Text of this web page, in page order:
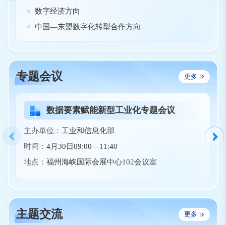
数字经济方向
中国—东盟数字化转型合作方向
专题会议 更多
数据要素赋能新型工业化专题会议
主办单位： 工业和信息化部
时间： 4月30日09:00—11:40
地点： 福州海峡国际会展中心102会议室
主题交流 更多